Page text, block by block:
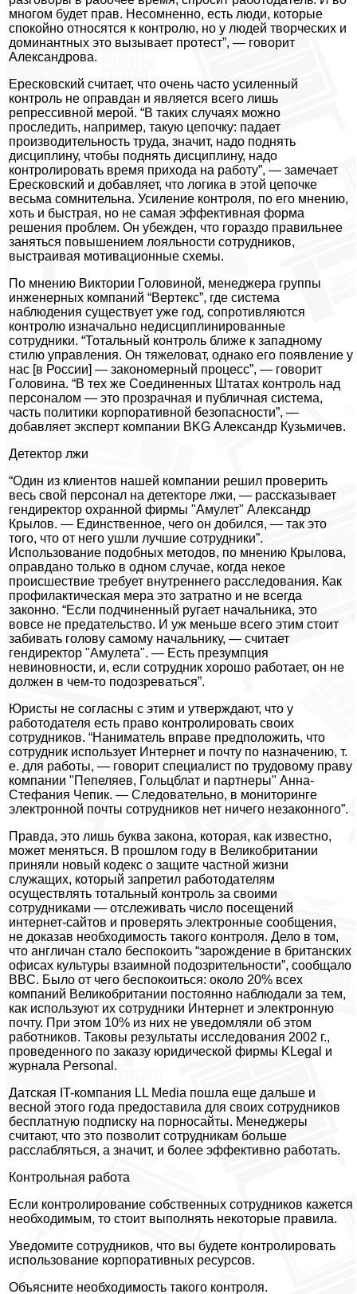
многом будет прав. Несомненно, есть люди, которые
спокойно относятся к контролю, но у людей творческих и
доминантных это вызывает протест”, — говорит
Александрова.
Ересковский считает, что очень часто усиленный
контроль не оправдан и является всего лишь
репрессивной мерой. “В таких случаях можно
проследить, например, такую цепочку: падает
производительность труда, значит, надо поднять
дисциплину, чтобы поднять дисциплину, надо
контролировать время прихода на работу”, — замечает
Ересковский и добавляет, что логика в этой цепочке
весьма сомнительна. Усиление контроля, по его мнению,
хоть и быстрая, но не самая эффективная форма
решения проблем. Он убежден, что гораздо правильнее
заняться повышением лояльности сотрудников,
выстраивая мотивационные схемы.
По мнению Виктории Головиной, менеджера группы
инженерных компаний “Вертекс”, где система
наблюдения существует уже год, сопротивляются
контролю изначально недисциплинированные
сотрудники. “Тотальный контроль ближе к западному
стилю управления. Он тяжеловат, однако его появление у
нас [в России] — закономерный процесс”, — говорит
Головина. “В тех же Соединенных Штатах контроль над
персоналом — это прозрачная и публичная система,
часть политики корпоративной безопасности”, —
добавляет эксперт компании BKG Александр Кузьмичев.
Детектор лжи
“Один из клиентов нашей компании решил проверить
весь свой персонал на детекторе лжи, — рассказывает
гендиректор охранной фирмы "Амулет" Александр
Крылов. — Единственное, чего он добился, — так это
того, что от него ушли лучшие сотрудники”.
Использование подобных методов, по мнению Крылова,
оправдано только в одном случае, когда некое
происшествие требует внутреннего расследования. Как
профилактическая мера это затратно и не всегда
законно. “Если подчиненный ругает начальника, это
вовсе не предательство. И уж меньше всего этим стоит
забивать голову самому начальнику, — считает
гендиректор "Амулета". — Есть презумпция
невиновности, и, если сотрудник хорошо работает, он не
должен в чем-то подозреваться”.
Юристы не согласны с этим и утверждают, что у
работодателя есть право контролировать своих
сотрудников. “Наниматель вправе предположить, что
сотрудник использует Интернет и почту по назначению, т.
е. для работы, — говорит специалист по трудовому праву
компании "Пепеляев, Гольцблат и партнеры" Анна-
Стефания Чепик. — Следовательно, в мониторинге
электронной почты сотрудников нет ничего незаконного”.
Правда, это лишь буква закона, которая, как известно,
может меняться. В прошлом году в Великобритании
приняли новый кодекс о защите частной жизни
служащих, который запретил работодателям
осуществлять тотальный контроль за своими
сотрудниками — отслеживать число посещений
интернет-сайтов и проверять электронные сообщения,
не доказав необходимость такого контроля. Дело в том,
что англичан стало беспокоить “зарождение в британских
офисах культуры взаимной подозрительности”, сообщало
BBC. Было от чего беспокоиться: около 20% всех
компаний Великобритании постоянно наблюдали за тем,
как используют их сотрудники Интернет и электронную
почту. При этом 10% из них не уведомляли об этом
работников. Таковы результаты исследования 2002 г.,
проведенного по заказу юридической фирмы KLegal и
журнала Personal.
Датская IT-компания LL Media пошла еще дальше и
весной этого года предоставила для своих сотрудников
бесплатную подписку на порносайты. Менеджеры
считают, что это позволит сотрудникам больше
расслабляться, а значит, и более эффективно работать.
Контрольная работа
Если контролирование собственных сотрудников кажется
необходимым, то стоит выполнять некоторые правила.
Уведомите сотрудников, что вы будете контролировать
использование корпоративных ресурсов.
Объясните необходимость такого контроля.